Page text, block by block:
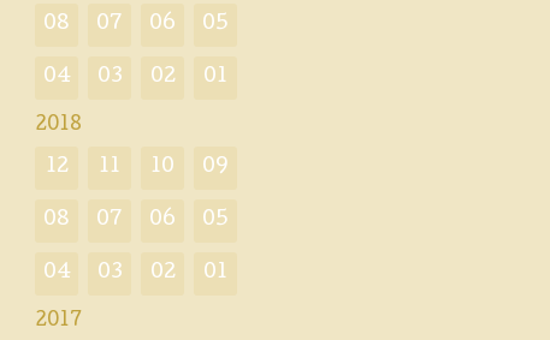
08 07 06 05
04 03 02 01
2018
12 11 10 09
08 07 06 05
04 03 02 01
2017